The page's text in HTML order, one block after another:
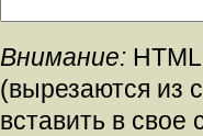
Внимание:
(вырезаются из
вставить в